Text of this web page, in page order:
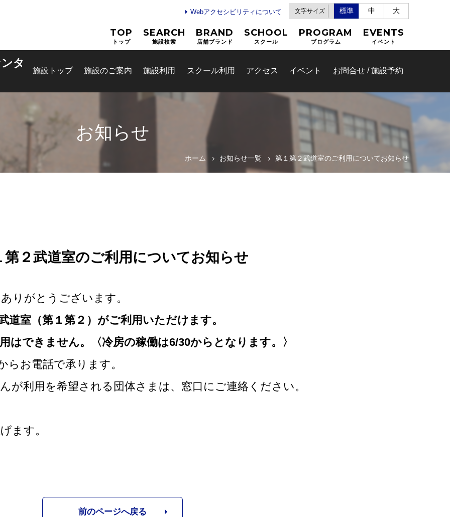
文字サイズ 標準 中 大
Webアクセシビリティについて
TOP
トップ
SEARCH
施設検索
BRAND
店舗ブランド
SCHOOL
スクール
PROGRAM
プログラム
EVENTS
イベント
タ
施設トップ 施設のご案内 施設利用 スクール利用 アクセス イベント お問合せ / 施設予約
綾瀬市公共施設予約システム
お知らせ
ホーム お知らせ一覧 第１第２武道室のご利用についてお知らせ
第２武道室のご利用についてお知らせ
りがとうございます。
道室（第１第２）がご利用いただけます。
はできません。〈冷房の稼働は6/30からとなります。〉
らお電話で承ります。
が利用を希望される団体さまは、窓口にご連絡ください。
ます。
前のページへ戻る